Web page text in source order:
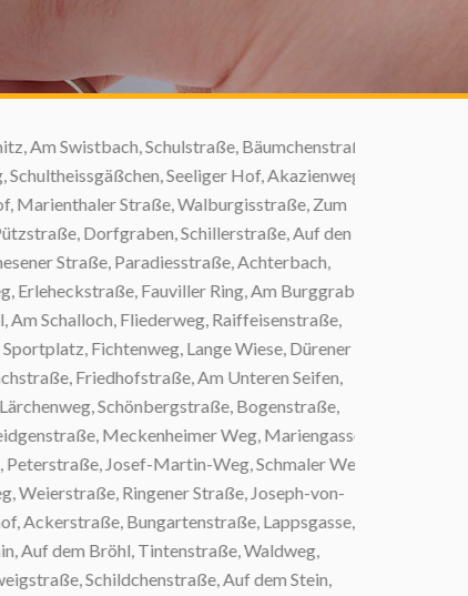
Swistbach, Schulstraße, Bäumchenstraße,
Seeliger Hof, Akazienweg,
Straße, Walburgisstraße, Zum
Dorfgraben, Schillerstraße, Auf den
Straße, Paradiesstraße, Achterbach,
Fauviller Ring, Am Burggraben,
Schalloch, Fliederweg, Raiffeisenstraße,
Fichtenweg, Lange Wiese, Dürener
Friedhofstraße, Am Unteren Seifen,
Schönbergstraße, Bogenstraße,
Meckenheimer Weg, Mariengasse,
Josef-Martin-Weg, Schmaler Weg,
Ringener Straße, Joseph-von-
Bungartenstraße, Lappsgasse,
dem Bröhl, Tintenstraße, Waldweg,
Schildchenstraße, Auf dem Stein,